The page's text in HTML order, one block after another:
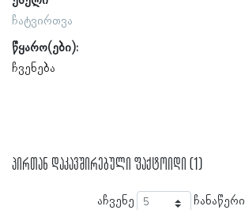
ჩატვირთვა
წყარო(ები):
ჩვენება
პირთან დაკავშირებული ფაქტოიდი (1)
აჩვენე ჩანაწერი